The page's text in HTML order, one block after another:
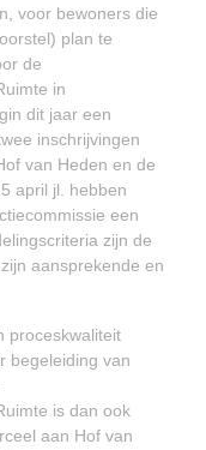
voor bewoners die
plan te
de
in
dit jaar een
inschrijvingen
van Heden en de
april jl. hebben
een
zijn de
aansprekende en
proceskwaliteit
begeleiding van
is dan ook
aan Hof van